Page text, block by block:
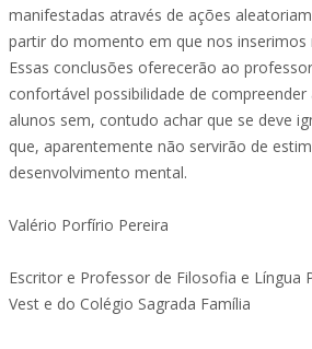
manifestadas através de ações
partir do momento em que nos inserimos
Essas conclusões oferecerão ao
confortável possibilidade de
alunos sem, contudo achar que se deve
que, aparentemente não servirão de
desenvolvimento mental.
Valério Porfírio Pereira
Escritor e Professor de Filosofia e Língua
Vest e do Colégio Sagrada Família